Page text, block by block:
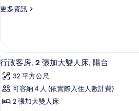
所
片
間
2
加
大
雙
人
床
的
更多資訊
更
客
房,
2
張
加
大
人
顯
示
行
政
高級寢
1
行政客房, 2 張加大雙人床, 陽台
32 平方公尺
可容納 4 人 (依實際入住人數計費)
2 張加大雙人床